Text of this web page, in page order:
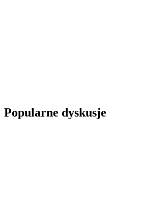
Popularne dyskusje